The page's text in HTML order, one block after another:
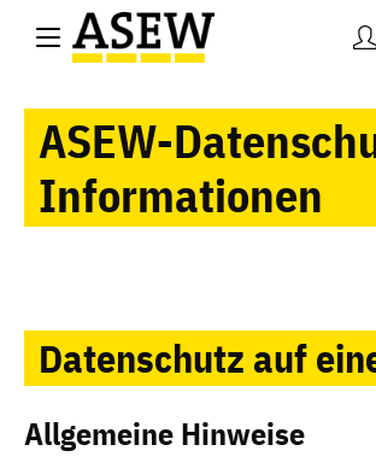
ASEW-
Informationen
Datenschutz auf
Allgemeine Hinweise